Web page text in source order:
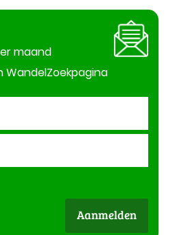
maand
WandelZoekpagina
Aanmelden